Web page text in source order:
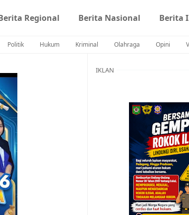
Regional Berita Nasional Berita
Politik Hukum Kriminal Olahraga Opini
IKLAN